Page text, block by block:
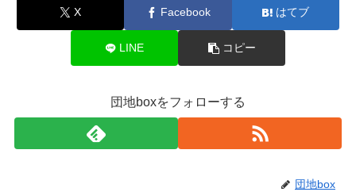
X Facebook はてブ
LINE コピー
団地boxをフォローする
団地box